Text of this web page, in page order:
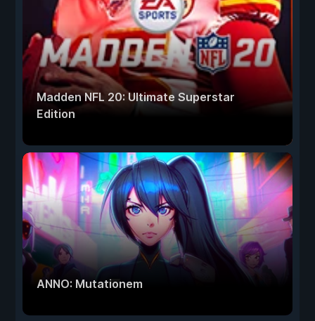
Madden NFL 20: Ultimate Superstar
Edition
ANNO: Mutationem